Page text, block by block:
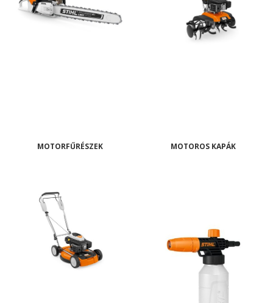
MOTORFŰRÉSZEK MOTOROS KAPÁK